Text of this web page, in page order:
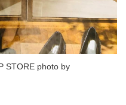
STORE photo by